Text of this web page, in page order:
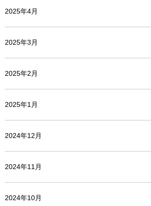
2025年4月
2025年3月
2025年2月
2025年1月
2024年12月
2024年11月
2024年10月